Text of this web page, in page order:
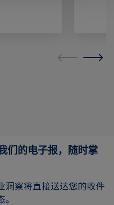
的电子报，随时掌
洞察将直接送达您的收件